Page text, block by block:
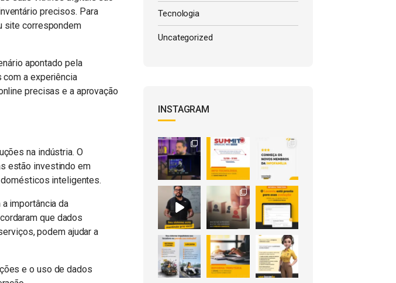
precisos. Para
site correspondem
apontado pela
a experiência
precisas e a aprovação
na indústria. O
estão investindo em
inteligentes.
importância da
que dados
podem ajudar a
e o uso de dados
Tecnologia
Uncategorized
INSTAGRAM